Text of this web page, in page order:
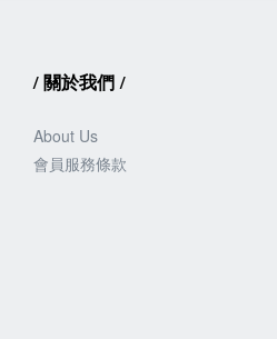
/關於我們/
About Us
會員服務條款